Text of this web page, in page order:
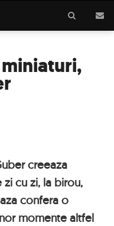
creeaza
cu zi, la birou,
confera o
momente altfel